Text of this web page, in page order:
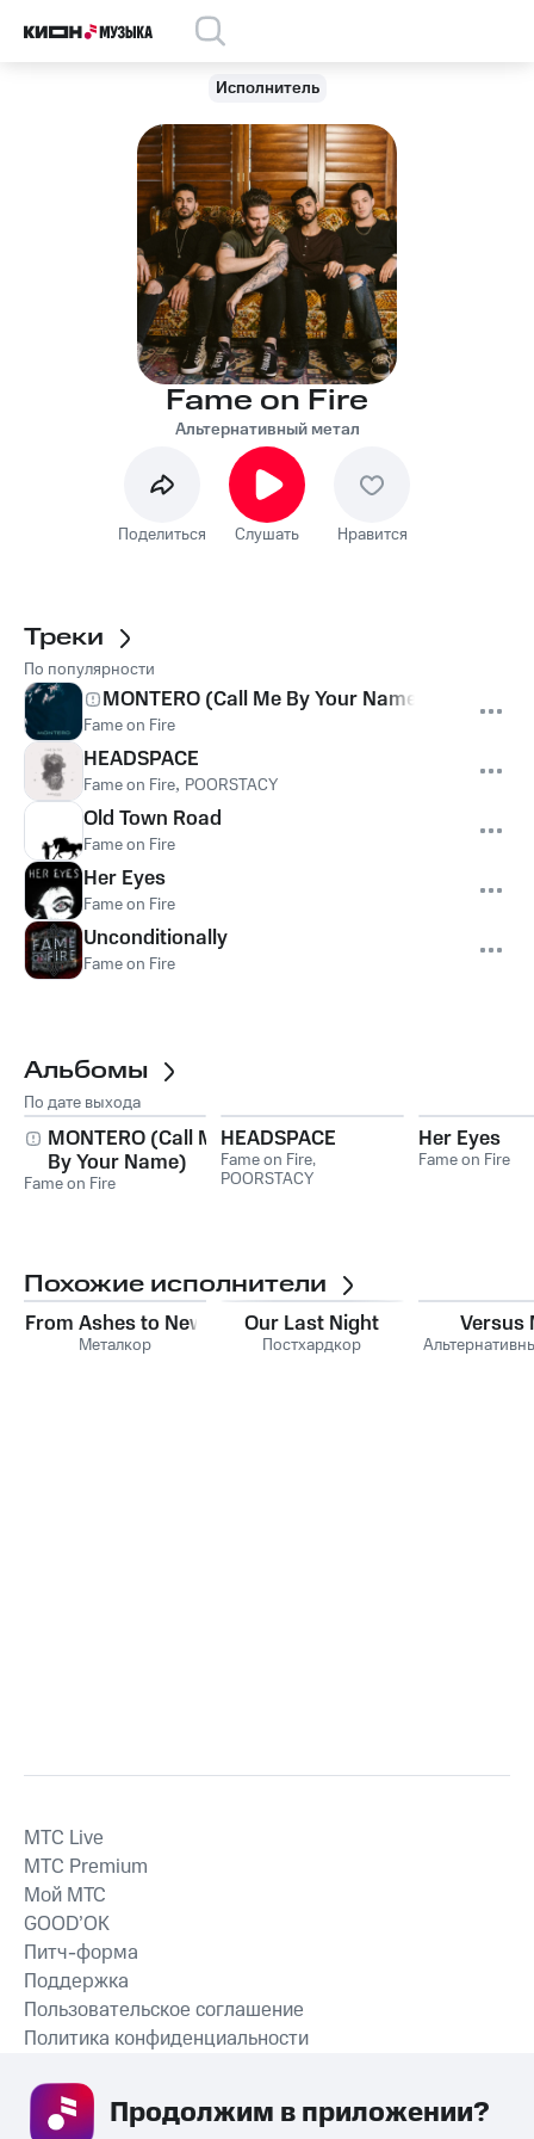
Исполнитель
Fame on Fire
Альтернативный метал
Поделиться Слушать Нравится
Треки
По популярности
MONTERO (Call Me By Your Name)
Fame on Fire
HEADSPACE
Fame on Fire, POORSTACY
Old Town Road
Fame on Fire
Her Eyes
Fame on Fire
Unconditionally
Fame on Fire
Альбомы
По дате выхода
MONTERO (Call Me
By Your Name)
Fame on Fire
HEADSPACE
Fame on Fire,
POORSTACY
Her Eyes
Fame on Fire
Похожие исполнители
From Ashes to New
Металкор
Our Last Night
Постхардкор
Versus
СКАЧАТЬ ПРИЛОЖЕНИЕ
MTС Live
MTС Premium
Мой МТС
GOOD’OK
Питч-форма
Поддержка
Пользовательское соглашение
Политика конфиденциальности